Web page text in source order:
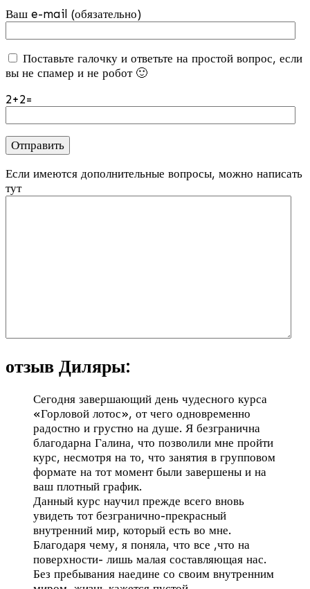
Ваш e-mail (обязательно)
Поставьте галочку и ответьте на простой вопрос, если
вы не спамер и не робот 🙂
2+2=
Если имеются дополнительные вопросы, можно написать
тут
отзыв Диляры:
Сегодня завершающий день чудесного курса
«Горловой лотос», от чего одновременно
радостно и грустно на душе. Я безгранична
благодарна Галина, что позволили мне пройти
курс, несмотря на то, что занятия в групповом
формате на тот момент были завершены и на
ваш плотный график.
Данный курс научил прежде всего вновь
увидеть тот безгранично-прекрасный
внутренний мир, который есть во мне.
Благодаря чему, я поняла, что все ,что на
поверхности- лишь малая составляющая нас.
Без пребывания наедине со своим внутренним